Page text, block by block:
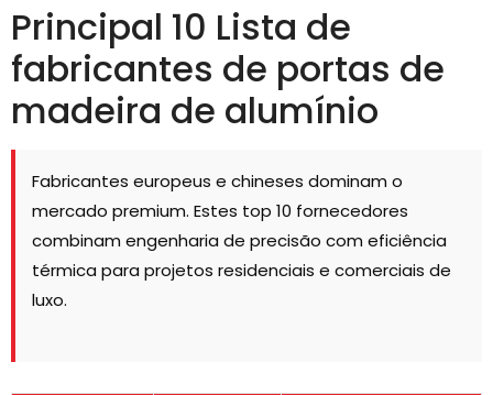
Principal 10 Lista de
fabricantes de portas de
madeira de alumínio
Fabricantes europeus e chineses dominam o
mercado premium. Estes top 10 fornecedores
combinam engenharia de precisão com eficiência
térmica para projetos residenciais e comerciais de
luxo.